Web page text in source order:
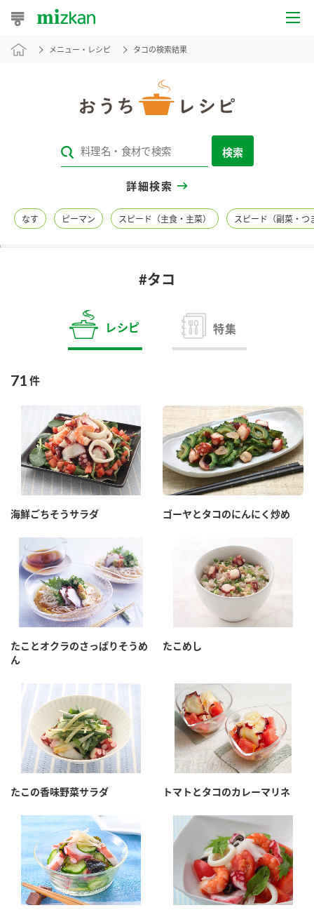
おうちレシピ
レシピカテゴリ一覧
レシピ名特集
商品カテゴリ
お酢ドリンク ぽん酢
みりん風・料理酒 鍋用調味料
つゆ
スープ 中華
クイック調味料 レモン果汁
ふりかけ おすしの素
炊き込みご飯の素 米飯用調味液
納豆
ブランド・スペシャルサイト
ブランド・スペシャルサイト トップ
商品ブランドサイト
カンタン酢
お酢ドリンク
味ぽん
ぽん酢
かおりの蔵
鍋なび
納豆のサイト
PIN印
三ツ判山吹
千夜
スペシャルサイト
お酢を知ろう！
すしラボ
ぽん酢サワー
企業情報
ミツカングループについて
企業理念
ミツカンの歴史
ミツカンを知る
環境への取り組み
水の文化センター（アーカイブ）
ZENB initiative
各部門が大切にしていること
採用情報
お客様相談センター
お客様の声をいかしました
販売終了製品のご案内
よくあるご質問
お問い合わせ
地図から取り扱い店舗を探す
メニュー・レシピ タコの検索結果
検索
詳細検索
なす ピーマン スピード（主食・主菜） スピード（副菜・つ
#タコ
レシピ 特集
71 件
海鮮ごちそうサラダ ゴーヤとタコのにんにく炒め
たことオクラのさっぱりそうめ
ん
たこめし
たこの香味野菜サラダ トマトとタコのカレーマリネ